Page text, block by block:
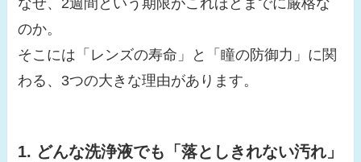
のか。
そこには「レンズの寿命」と「瞳の防御力」に関
わる、3つの大きな理由があります。
1. どんな洗浄液でも「落としきれない汚れ」